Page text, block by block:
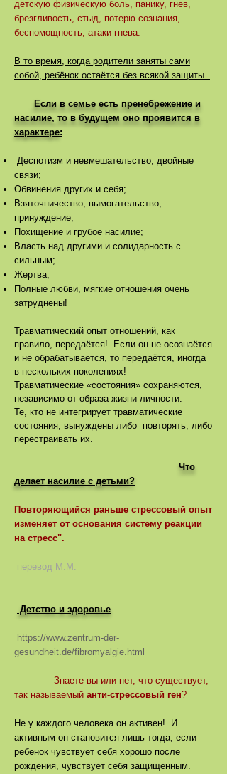
детскую физическую боль, панику, гнев,
брезгливость, стыд, потерю сознания,
беспомощность, атаки гнева.
В то время, когда родители заняты сами
собой, ребёнок остаётся без всякой защиты.
Если в семье есть пренебрежение и
насилие, то в будущем оно проявится в
характере:
Деспотизм и невмешательство, двойные
связи;
Обвинения других и себя;
Взяточничество, вымогательство,
принуждение;
Похищение и грубое насилие;
Власть над другими и солидарность с
сильным;
Жертва;
Полные любви, мягкие отношения очень
затруднены!
Травматический опыт отношений, как
правило, передаётся! Если он не осознаётся
и не обрабатывается, то передаётся, иногда
в нескольких поколениях!
Травматические «состояния» сохраняются,
независимо от образа жизни личности.
Те, кто не интегрирует травматические
состояния, вынуждены либо повторять, либо
перестраивать их.
Что
делает насилие с детьми?
Повторяющийся раньше стрессовый опыт
изменяет от основания систему реакции
на стресс".
перевод М.М.
Детство и здоровье
https://www.zentrum-der-
gesundheit.de/fibromyalgie.html
Знаете вы или нет, что существует,
так называемый анти-стрессовый ген?
Не у каждого человека он активен! И
активным он становится лишь тогда, если
ребенок чувствует себя хорошо после
рождения, чувствует себя защищенным.